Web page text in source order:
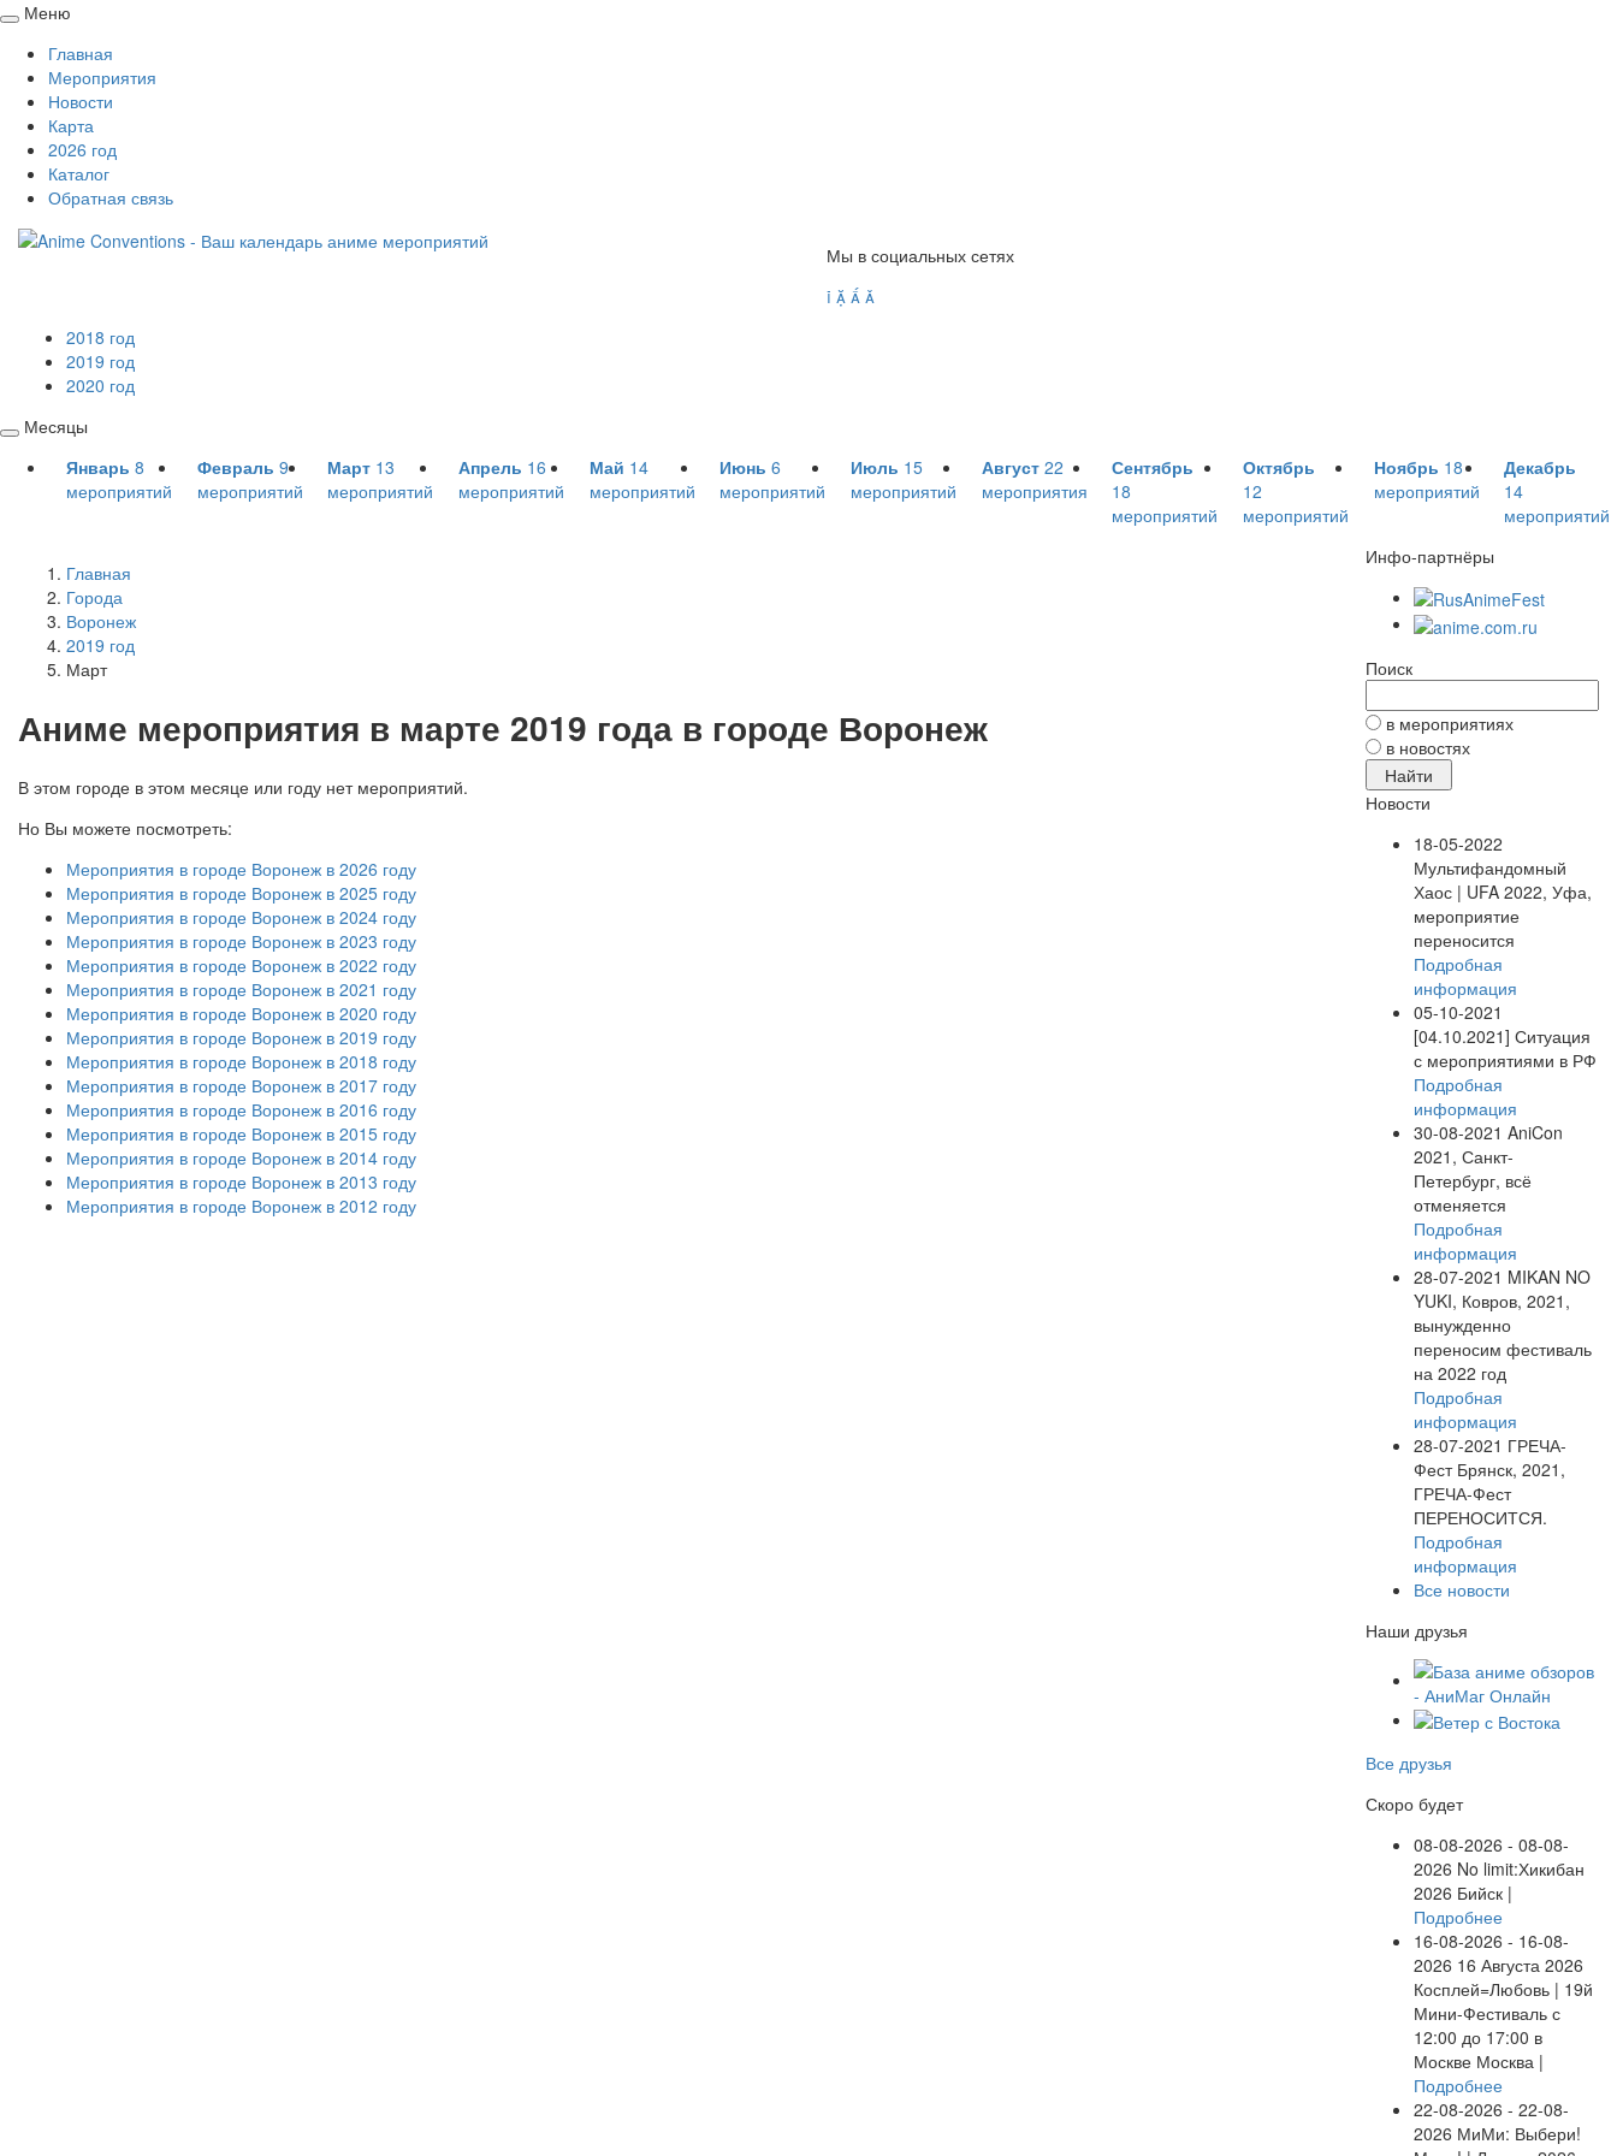
Свернуть
развернуть
Меню
Главная
Мероприятия
Новости
Карта
2026 год
Каталог
Обратная связь
Мы в социальных сетях
   
2018 год
2019 год
2020 год
Свернуть
развернуть
Месяцы
Январь 8
мероприятий
Февраль 9
мероприятий
Март 13
мероприятий
Апрель 16
мероприятий
Май 14
мероприятий
Июнь 6
мероприятий
Июль 15
мероприятий
Август 22
мероприятия
Сентябрь
18
мероприятий
Октябрь
12
мероприятий
Ноябрь 18
мероприятий
Декабрь
14
мероприятий
Главная
Города
Воронеж
2019 год
Март
Аниме мероприятия в марте 2019 года в городе Воронеж
В этом городе в этом месяце или году нет мероприятий.
Но Вы можете посмотреть:
Мероприятия в городе Воронеж в 2026 году
Мероприятия в городе Воронеж в 2025 году
Мероприятия в городе Воронеж в 2024 году
Мероприятия в городе Воронеж в 2023 году
Мероприятия в городе Воронеж в 2022 году
Мероприятия в городе Воронеж в 2021 году
Мероприятия в городе Воронеж в 2020 году
Мероприятия в городе Воронеж в 2019 году
Мероприятия в городе Воронеж в 2018 году
Мероприятия в городе Воронеж в 2017 году
Мероприятия в городе Воронеж в 2016 году
Мероприятия в городе Воронеж в 2015 году
Мероприятия в городе Воронеж в 2014 году
Мероприятия в городе Воронеж в 2013 году
Мероприятия в городе Воронеж в 2012 году
Инфо-партнёры
Поиск
в мероприятиях
в новостях
Новости
18-05-2022
Мультифандомный
Хаос | UFA 2022, Уфа,
мероприятие
переносится
Подробная
информация
05-10-2021
[04.10.2021] Ситуация
с мероприятиями в РФ
Подробная
информация
30-08-2021 AniCon
2021, Санкт-
Петербург, всё
отменяется
Подробная
информация
28-07-2021 MIKAN NO
YUKI, Ковров, 2021,
вынужденно
переносим фестиваль
на 2022 год
Подробная
информация
28-07-2021 ГРЕЧА-
Фест Брянск, 2021,
ГРЕЧА-Фест
ПЕРЕНОСИТСЯ.
Подробная
информация
Все новости
Наши друзья
Все друзья
Скоро будет
08-08-2026 - 08-08-
2026 No limit:Хикибан
2026 Бийск |
Подробнее
16-08-2026 - 16-08-
2026 16 Августа 2026
Косплей=Любовь | 19й
Мини-Фестиваль с
12:00 до 17:00 в
Москве Москва |
Подробнее
22-08-2026 - 22-08-
2026 МиМи: Выбери!